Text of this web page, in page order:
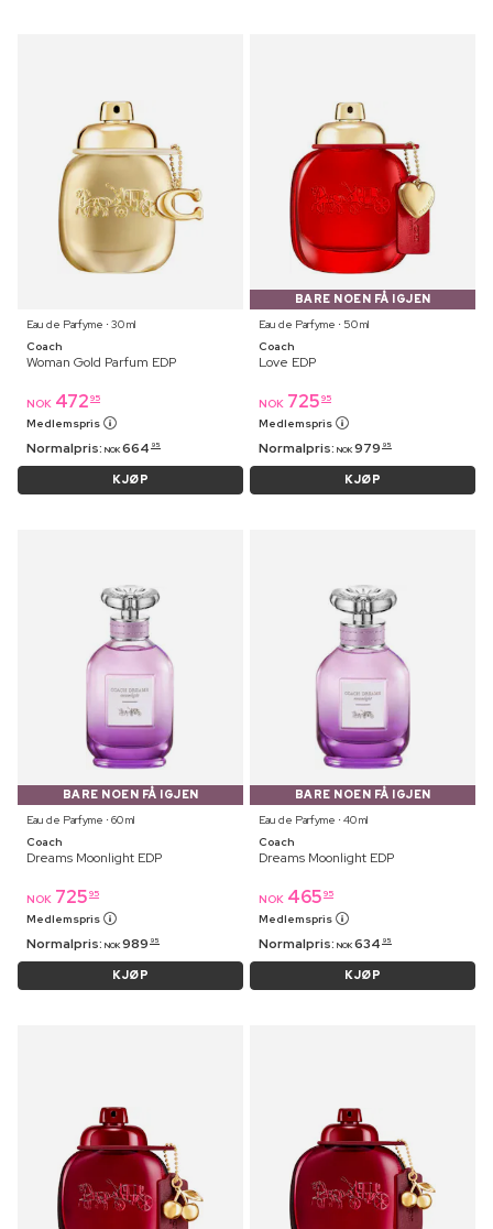
Eau de Parfyme ⋅ 30 ml
Coach
Woman Gold Parfum EDP
NOK 472 95
Medlemspris
Normalpris: NOK 664 95
KJØP
BARE NOEN FÅ IGJEN
Eau de Parfyme ⋅ 50 ml
Coach
Love EDP
NOK 725 95
Medlemspris
Normalpris: NOK 979 95
KJØP
BARE NOEN FÅ IGJEN
Eau de Parfyme ⋅ 60 ml
Coach
Dreams Moonlight EDP
NOK 725 95
Medlemspris
Normalpris: NOK 989 95
KJØP
BARE NOEN FÅ IGJEN
Eau de Parfyme ⋅ 40 ml
Coach
Dreams Moonlight EDP
NOK 465 95
Medlemspris
Normalpris: NOK 634 95
KJØP